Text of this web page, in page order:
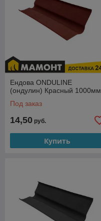
Ендова ONDULINE
(ондулин) Красный 1000мм
Под заказ
14,50 руб.
Купить